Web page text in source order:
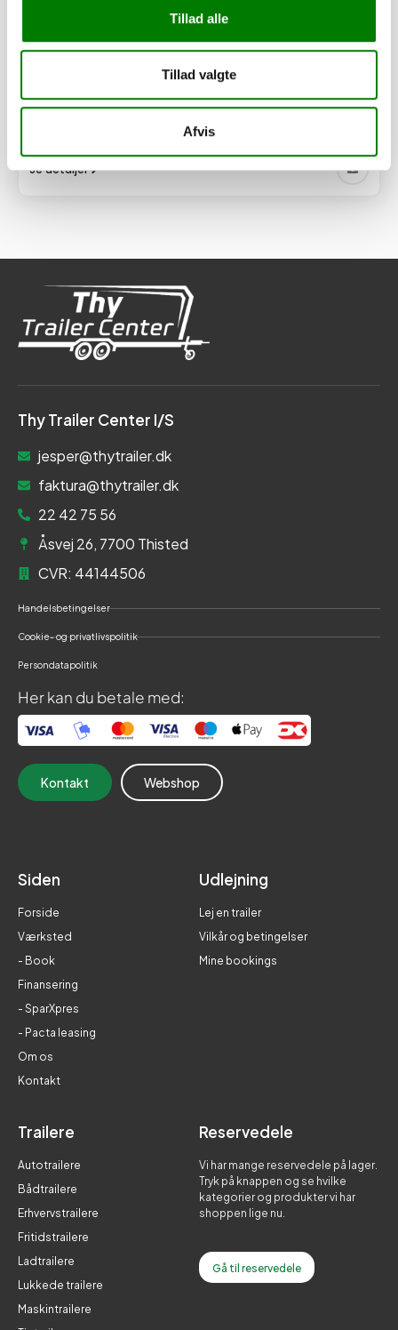
Tillad alle
Tillad valgte
Afvis
Reservehjul 155/80 R13 - med lille beslag
Se detaljer
Thy Trailer Center I/S
jesper@thytrailer.dk
faktura@thytrailer.dk
22 42 75 56
Åsvej 26, 7700 Thisted
CVR: 44144506
Handelsbetingelser
Cookie- og privatlivspolitik
Persondatapolitik
Her kan du betale med:
Kontakt Webshop
Siden
Forside
Værksted
- Book
Finansering
- SparXpres
- Pacta leasing
Om os
Kontakt
Udlejning
Lej en trailer
Vilkår og betingelser
Mine bookings
Trailere
Autotrailere
Bådtrailere
Erhvervstrailere
Fritidstrailere
Ladtrailere
Lukkede trailere
Maskintrailere
Reservedele
Vi har mange reservedele på lager.
Tryk på knappen og se hvilke
kategorier og produkter vi har
shoppen lige nu.
Gå til reservedele